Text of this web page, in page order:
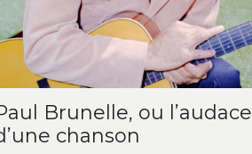
Brunelle, ou l’audace
chanson